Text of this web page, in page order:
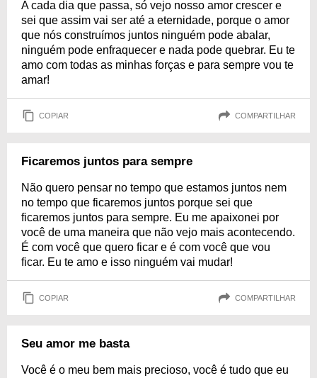
A cada dia que passa, só vejo nosso amor crescer e
sei que assim vai ser até a eternidade, porque o amor
que nós construímos juntos ninguém pode abalar,
ninguém pode enfraquecer e nada pode quebrar. Eu te
amo com todas as minhas forças e para sempre vou te
amar!
COPIAR COMPARTILHAR
Ficaremos juntos para sempre
Não quero pensar no tempo que estamos juntos nem
no tempo que ficaremos juntos porque sei que
ficaremos juntos para sempre. Eu me apaixonei por
você de uma maneira que não vejo mais acontecendo.
É com você que quero ficar e é com você que vou
ficar. Eu te amo e isso ninguém vai mudar!
COPIAR COMPARTILHAR
Seu amor me basta
Você é o meu bem mais precioso, você é tudo que eu